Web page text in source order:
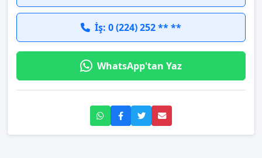
İş: 0 (224) 252 ** **
WhatsApp'tan Yaz